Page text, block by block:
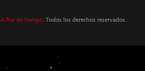
A flor de tiempo. Todos los derechos reservados.